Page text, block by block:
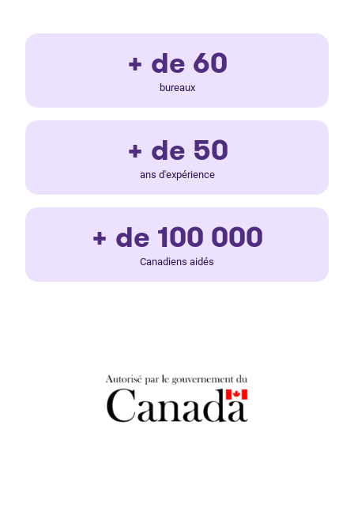
+ de 60
bureaux
+ de 50
ans d'expérience
+ de 100 000
Canadiens aidés